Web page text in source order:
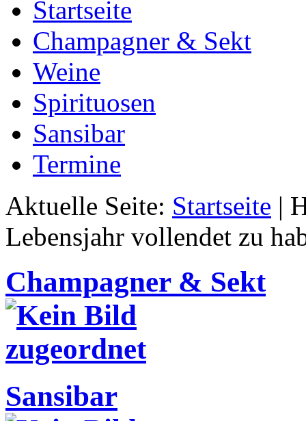
Startseite
Champagner & Sekt
Weine
Spirituosen
Sansibar
Termine
Aktuelle Seite: Startseite |
Lebensjahr vollendet zu
Champagner & Sekt
Sansibar